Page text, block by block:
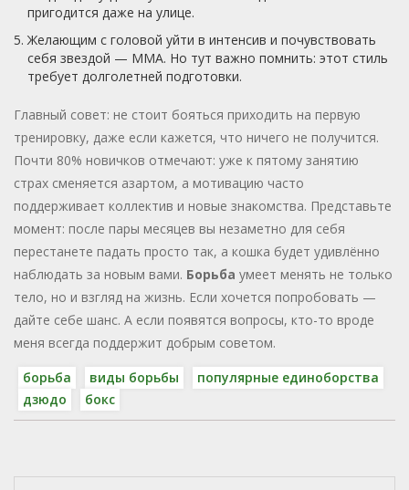
пригодится даже на улице.
Желающим с головой уйти в интенсив и почувствовать
себя звездой — ММА. Но тут важно помнить: этот стиль
требует долголетней подготовки.
Главный совет: не стоит бояться приходить на первую
тренировку, даже если кажется, что ничего не получится.
Почти 80% новичков отмечают: уже к пятому занятию
страх сменяется азартом, а мотивацию часто
поддерживает коллектив и новые знакомства. Представьте
момент: после пары месяцев вы незаметно для себя
перестанете падать просто так, а кошка будет удивлённо
наблюдать за новым вами. Борьба умеет менять не только
тело, но и взгляд на жизнь. Если хочется попробовать —
дайте себе шанс. А если появятся вопросы, кто-то вроде
меня всегда поддержит добрым советом.
борьба
виды борьбы
популярные единоборства
дзюдо
бокс